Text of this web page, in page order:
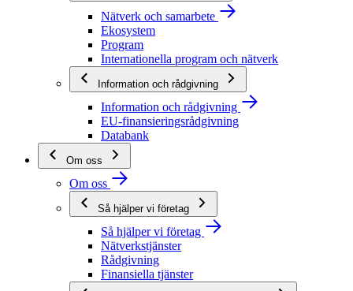
Nätverk och samarbete
Ekosystem
Program
Internationella program och nätverk
Information och rådgivning
Information och rådgivning
EU-finansieringsrådgivning
Databank
Om oss
Om oss
Så hjälper vi företag
Så hjälper vi företag
Nätverkstjänster
Rådgivning
Finansiella tjänster